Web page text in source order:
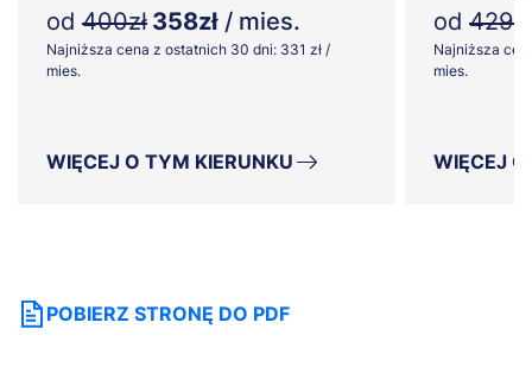
od 400zł 358zł / mies.
Najniższa cena z ostatnich 30 dni: 331 zł /
mies.
WIĘCEJ O TYM KIERUNKU
od 429zł
Najniższa
mies.
WIĘCEJ
POBIERZ STRONĘ DO PDF